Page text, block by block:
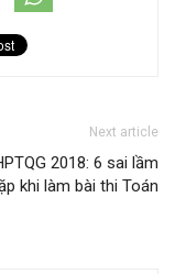
Next article
2018: 6 sai lầm
khi làm bài thi Toán